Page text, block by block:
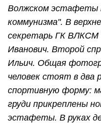
Волжском эстафеты
коммунизма". В
секретарь ГК ВЛКСМ
Иванович. Второй
Ильич. Общая
человек стоят в два
спортивную форму:
груди прикреплены
эстафеты. В руках